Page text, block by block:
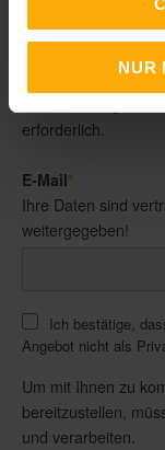
NUR
sind
erforderlich.
E-Mail*
Ihre Daten sind
weitergegeben!
Ich bestätige,
Angebot nicht als
Um mit Ihnen zu
bereitzustellen,
und verarbeiten.